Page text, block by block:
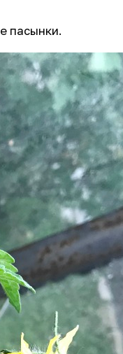
пасынки.